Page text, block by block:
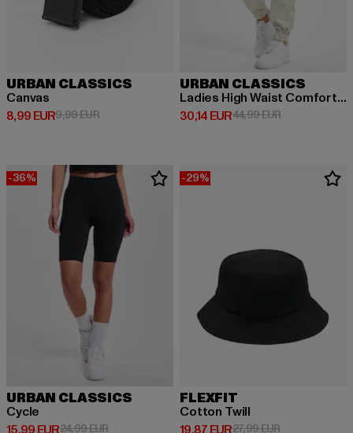
URBAN CLASSICS
Canvas
8,99 EUR
Derzeitiger Preis: 8,99 EUR
9,99 EURAktionspreis: 9,99 EUR
URBAN CLASSICS
Ladies High Waist Comfort Jogging
30,14 EUR
Derzeitiger Preis: 30,14 EUR
44,99 EURAktionspreis:
-36%
URBAN CLASSICS
Cycle
Derzeitiger Preis: 15,99 EUR
24,99 EURAktionspreis: 24,99 EUR
-29%
FLEXFIT
Cotton Twill
Derzeitiger Preis: 19,87 EUR
27,99 EURAktionspreis: